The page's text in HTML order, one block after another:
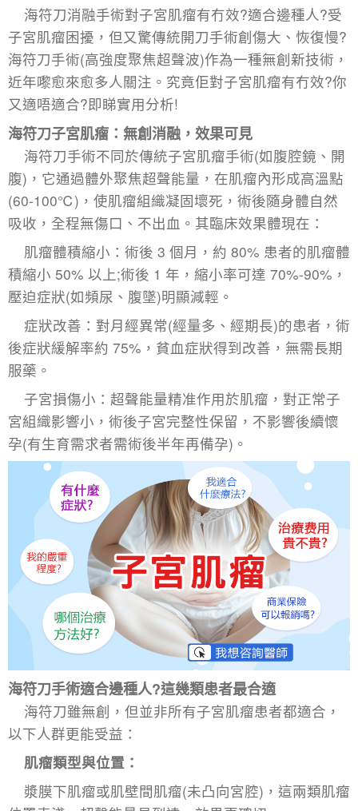
海符刀消融手術對子宮肌瘤有冇效?適合邊種人?受
子宮肌瘤困擾，但又驚傳統開刀手術創傷大、恢復慢?
海符刀手術(高強度聚焦超聲波)作為一種無創新技術，
近年嚟愈來愈多人關注。究竟佢對子宮肌瘤有冇效?你
又適唔適合?即睇實用分析!
海符刀子宮肌瘤：無創消融，效果可見​
海符刀手術不同於傳統子宮肌瘤手術(如腹腔鏡、開
腹)，它通過體外聚焦超聲能量，在肌瘤內形成高溫點
(60-100℃)，使肌瘤組織凝固壞死，術後隨身體自然
吸收，全程無傷口、不出血。其臨床效果體現在：​
肌瘤體積縮小：術後 3 個月，約 80% 患者的肌瘤體
積縮小 50% 以上;術後 1 年，縮小率可達 70%-90%，
壓迫症狀(如頻尿、腹墜)明顯減輕。​
症狀改善：對月經異常(經量多、經期長)的患者，術
後症狀緩解率約 75%，貧血症狀得到改善，無需長期
服藥。​
子宮損傷小：超聲能量精准作用於肌瘤，對正常子
宮組織影響小，術後子宮完整性保留，不影響後續懷
孕(有生育需求者需術後半年再備孕)。
海符刀手術適合邊種人?這幾類患者最合適​
海符刀雖無創，但並非所有子宮肌瘤患者都適合，
以下人群更能受益：​
肌瘤類型與位置：​
漿膜下肌瘤或肌壁間肌瘤(未凸向宮腔)，這兩類肌瘤